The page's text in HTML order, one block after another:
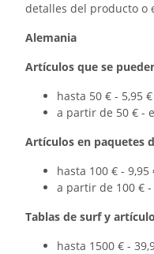
detalles del producto o
Alemania
Artículos que se
hasta 50 € - 5,95 €
a partir de 50 € -
Artículos en paquetes
hasta 100 € - 9,95
a partir de 100 €
Tablas de surf y
hasta 1500 € -